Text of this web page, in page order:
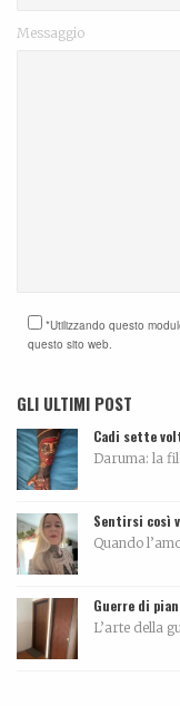
Messaggio
*Utilizzando questo
questo sito web.
GLI ULTIMI POST
Cadi sette
Daruma: la
Sentirsi così
Quando
Guerre di
L’arte della